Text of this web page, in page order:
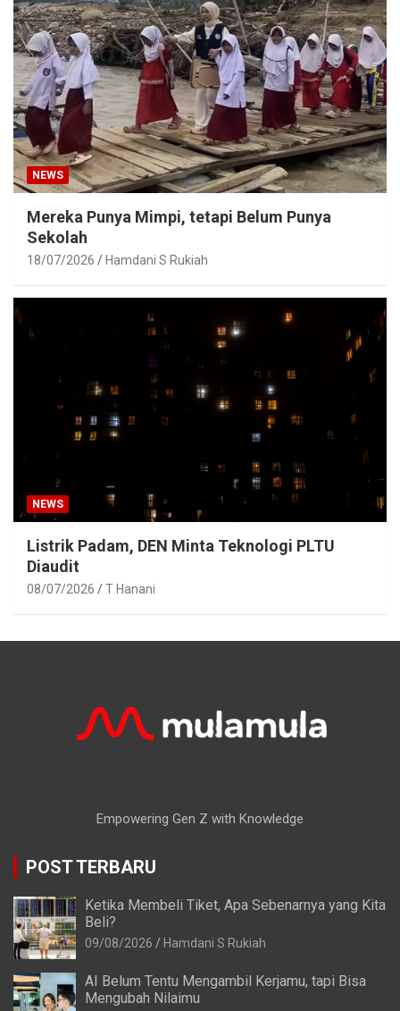
NEWS
Mereka Punya Mimpi, tetapi Belum Punya
Sekolah
18/07/2026 Hamdani S Rukiah
NEWS
Listrik Padam, DEN Minta Teknologi PLTU
Diaudit
08/07/2026 T Hanani
Empowering Gen Z with Knowledge
POST TERBARU
Ketika Membeli Tiket, Apa Sebenarnya yang Kita
Beli?
09/08/2026 Hamdani S Rukiah
AI Belum Tentu Mengambil Kerjamu, tapi Bisa
Mengubah Nilaimu